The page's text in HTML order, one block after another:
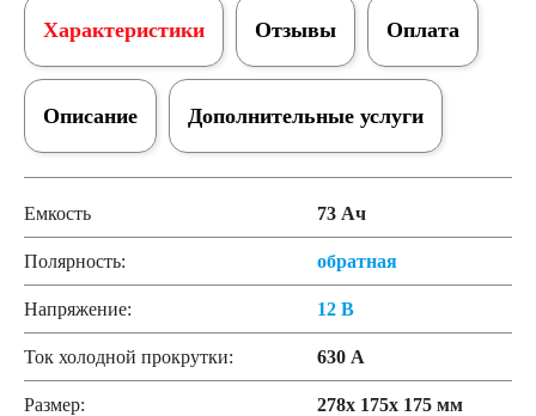
Характеристики
Дополнительные услуги
Отзывы Оплата
Описание
Емкость 73 Ач
Полярность: обратная
Напряжение: 12 В
Ток холодной прокрутки: 630 А
Размер: 278x 175x 175 мм